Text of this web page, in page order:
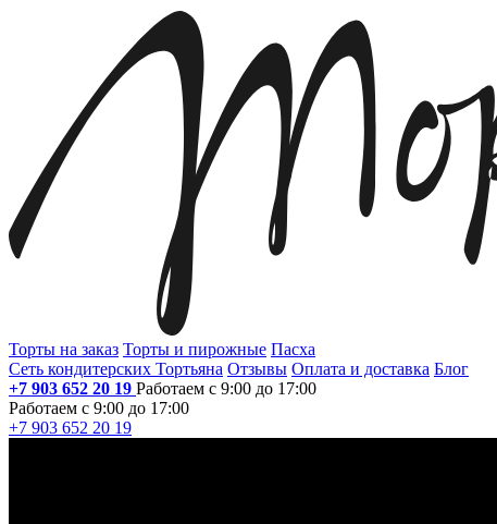
Торты на заказ Торты и пирожные Пасха
Сеть кондитерских Тортьяна Отзывы Оплата и доставка Блог
+7 903 652 20 19 Работаем с 9:00 до 17:00
Работаем с 9:00 до 17:00
+7 903 652 20 19